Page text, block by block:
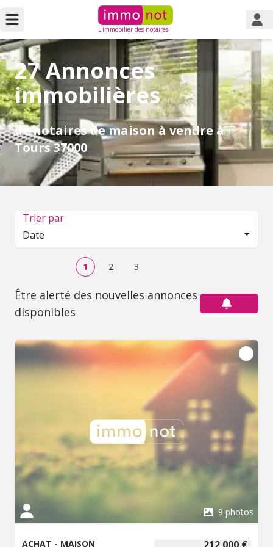
L'immobilier des notaires
27 Annonces
immobilières
de notaires de maison à vendre à
Tours 37000
Trier par
Date
1 2 3
Être alerté des nouvelles annonces
disponibles
9 photos
ACHAT - MAISON